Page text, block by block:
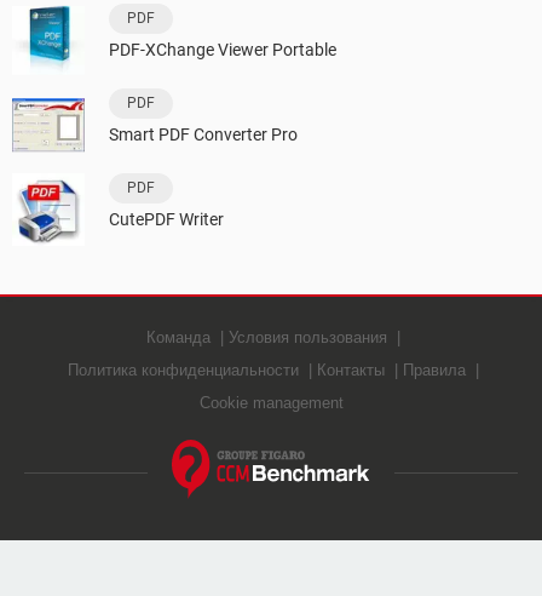
PDF
PDF-XChange Viewer Portable
PDF
Smart PDF Converter Pro
PDF
CutePDF Writer
Команда
Условия пользования
Политика конфиденциальности
Контакты
Правила
Cookie management